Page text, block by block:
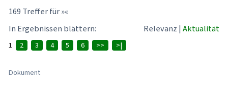
169 Treffer für »«
In Ergebnissen blättern:
Relevanz | Aktualität
1 2 3 4 5 6 >> >|
Dokument